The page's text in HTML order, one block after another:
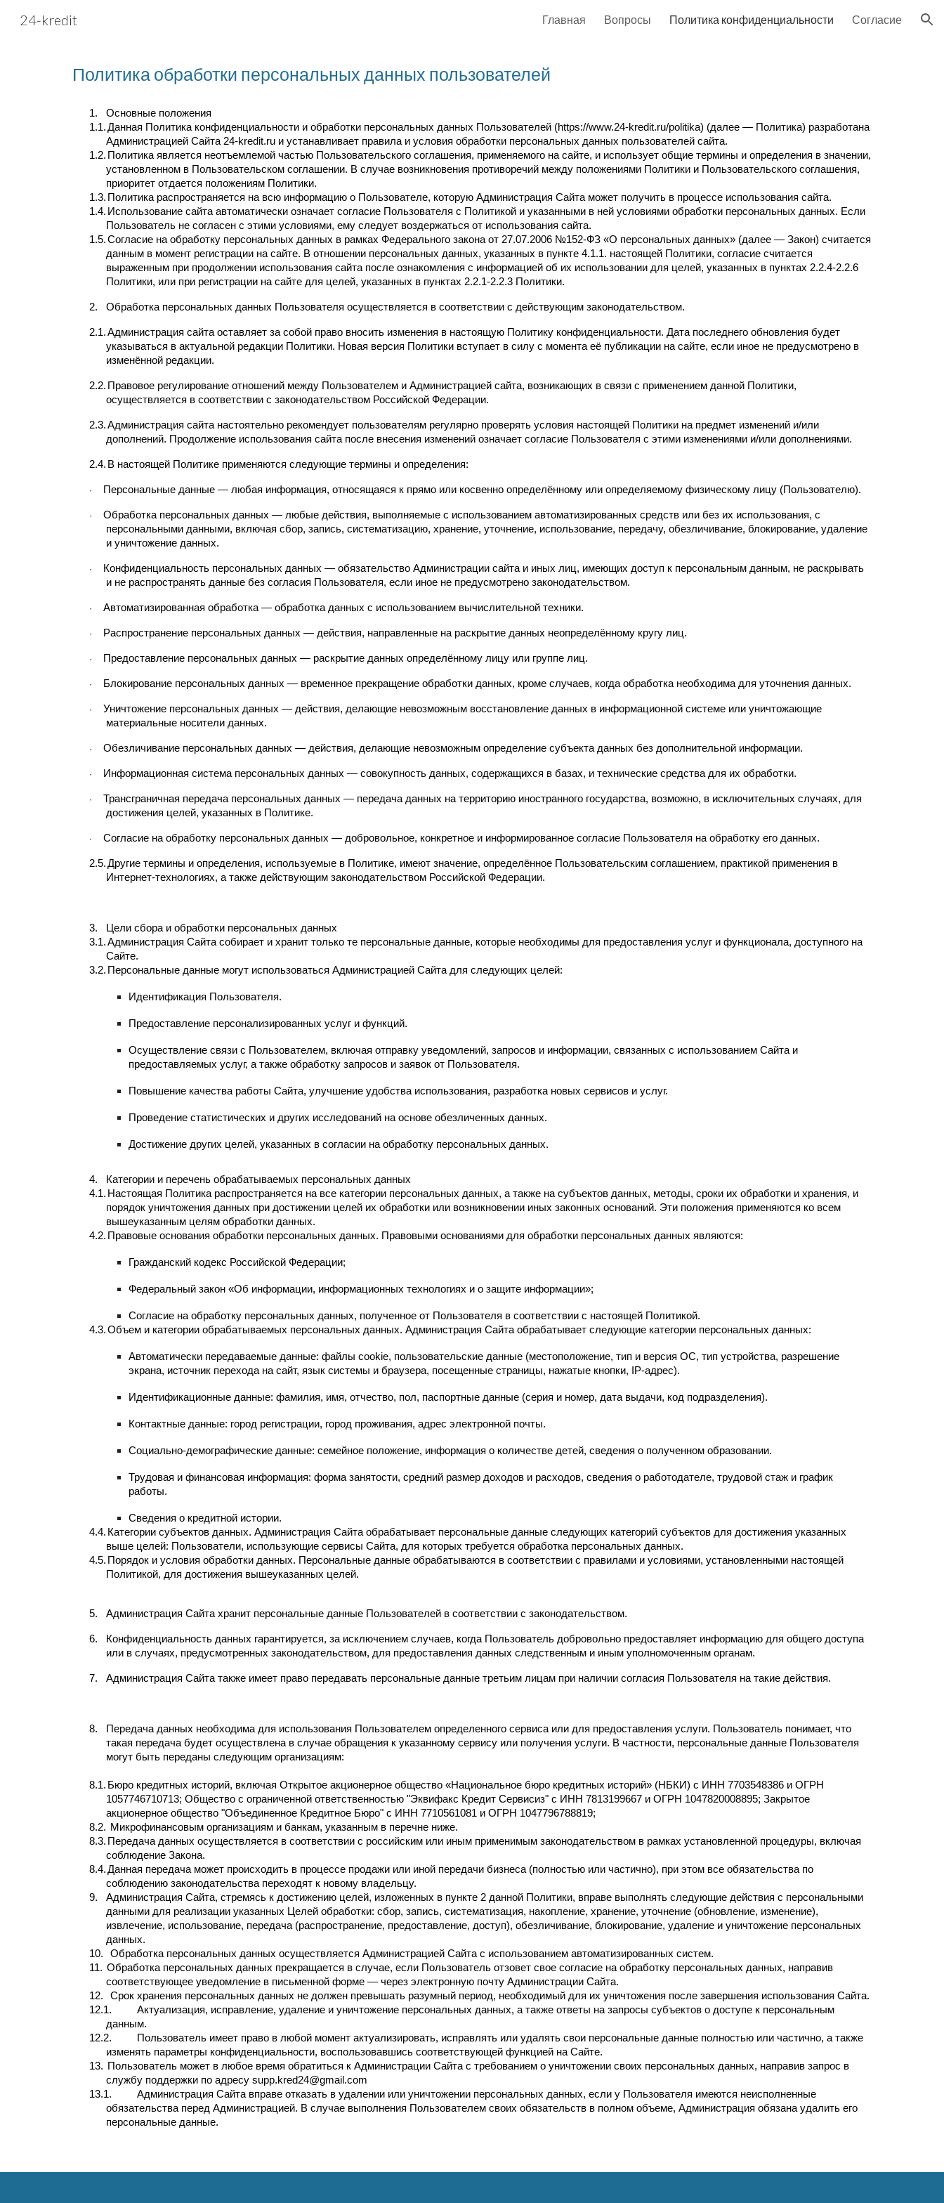
Skip to navigation
24-kredit Главная Вопросы Политика конфиденциальности Согласие
Политика обработки персональных данных пользователей
1.
Основные положения
1.1.Данная Политика конфиденциальности и обработки персональных данных Пользователей (https://www.24-kredit.ru/politika) (далее — Политика) разработана
Администрацией Сайта 24-kredit.ru и устанавливает правила и условия обработки персональных данных пользователей сайта.
1.2. Политика является неотъемлемой частью Пользовательского соглашения, применяемого на сайте, и использует общие термины и определения в значении,
установленном в Пользовательском соглашении. В случае возникновения противоречий между положениями Политики и Пользовательского соглашения,
приоритет отдается положениям Политики.
1.3. Политика распространяется на всю информацию о Пользователе, которую Администрация Сайта может получить в процессе использования сайта.
1.4. Использование сайта автоматически означает согласие Пользователя с Политикой и указанными в ней условиями обработки персональных данных. Если
Пользователь не согласен с этими условиями, ему следует воздержаться от использования сайта.
1.5.Согласие на обработку персональных данных в рамках Федерального закона от 27.07.2006 №152-ФЗ «О персональных данных» (далее — Закон) считается
данным в момент регистрации на сайте. В отношении персональных данных, указанных в пункте 4.1.1. настоящей Политики, согласие считается
выраженным при продолжении использования сайта после ознакомления с информацией об их использовании для целей, указанных в пунктах 2.2.4-2.2.6
Политики, или при регистрации на сайте для целей, указанных в пунктах 2.2.1-2.2.3 Политики.
2. Обработка персональных данных Пользователя осуществляется в соответствии с действующим законодательством.
2.1.Администрация сайта оставляет за собой право вносить изменения в настоящую Политику конфиденциальности. Дата последнего обновления будет
указываться в актуальной редакции Политики. Новая версия Политики вступает в силу с момента её публикации на сайте, если иное не предусмотрено в
изменённой редакции.
2.2. Правовое регулирование отношений между Пользователем и Администрацией сайта, возникающих в связи с применением данной Политики,
осуществляется в соответствии с законодательством Российской Федерации.
2.3.Администрация сайта настоятельно рекомендует пользователям регулярно проверять условия настоящей Политики на предмет изменений и/или
дополнений. Продолжение использования сайта после внесения изменений означает согласие Пользователя с этими изменениями и/или дополнениями.
2.4. В настоящей Политике применяются следующие термины и определения:
· Персональные данные — любая информация, относящаяся к прямо или косвенно определённому или определяемому физическому лицу (Пользователю).
·
Обработка персональных данных — любые действия, выполняемые с использованием автоматизированных средств или без их использования, с
персональными данными, включая сбор, запись, систематизацию, хранение, уточнение, использование, передачу, обезличивание, блокирование, удаление
и уничтожение данных.
·
Конфиденциальность персональных данных — обязательство Администрации сайта и иных лиц, имеющих доступ к персональным данным, не раскрывать
и не распространять данные без согласия Пользователя, если иное не предусмотрено законодательством.
· Автоматизированная обработка — обработка данных с использованием вычислительной техники.
· Распространение персональных данных — действия, направленные на раскрытие данных неопределённому кругу лиц.
· Предоставление персональных данных — раскрытие данных определённому лицу или группе лиц.
· Блокирование персональных данных — временное прекращение обработки данных, кроме случаев, когда обработка необходима для уточнения данных.
·
Уничтожение персональных данных — действия, делающие невозможным восстановление данных в информационной системе или уничтожающие
материальные носители данных.
· Обезличивание персональных данных — действия, делающие невозможным определение субъекта данных без дополнительной информации.
· Информационная система персональных данных — совокупность данных, содержащихся в базах, и технические средства для их обработки.
·
Трансграничная передача персональных данных — передача данных на территорию иностранного государства, возможно, в исключительных случаях, для
достижения целей, указанных в Политике.
· Согласие на обработку персональных данных — добровольное, конкретное и информированное согласие Пользователя на обработку его данных.
2.5.Другие термины и определения, используемые в Политике, имеют значение, определённое Пользовательским соглашением, практикой применения в
Интернет-технологиях, а также действующим законодательством Российской Федерации.
3.
Цели сбора и обработки персональных данных
3.1.Администрация Сайта собирает и хранит только те персональные данные, которые необходимы для предоставления услуг и функционала, доступного на
Сайте.
3.2. Персональные данные могут использоваться Администрацией Сайта для следующих целей:
Идентификация Пользователя.
Предоставление персонализированных услуг и функций.
Осуществление связи с Пользователем, включая отправку уведомлений, запросов и информации, связанных с использованием Сайта и
предоставляемых услуг, а также обработку запросов и заявок от Пользователя.
Повышение качества работы Сайта, улучшение удобства использования, разработка новых сервисов и услуг.
Проведение статистических и других исследований на основе обезличенных данных.
Достижение других целей, указанных в согласии на обработку персональных данных.
4.
Категории и перечень обрабатываемых персональных данных
4.1. Настоящая Политика распространяется на все категории персональных данных, а также на субъектов данных, методы, сроки их обработки и хранения, и
порядок уничтожения данных при достижении целей их обработки или возникновении иных законных оснований. Эти положения применяются ко всем
вышеуказанным целям обработки данных.
4.2. Правовые основания обработки персональных данных. Правовыми основаниями для обработки персональных данных являются:
Гражданский кодекс Российской Федерации;
Федеральный закон «Об информации, информационных технологиях и о защите информации»;
Согласие на обработку персональных данных, полученное от Пользователя в соответствии с настоящей Политикой.
4.3.Объем и категории обрабатываемых персональных данных. Администрация Сайта обрабатывает следующие категории персональных данных:
Автоматически передаваемые данные: файлы cookie, пользовательские данные (местоположение, тип и версия ОС, тип устройства, разрешение
экрана, источник перехода на сайт, язык системы и браузера, посещенные страницы, нажатые кнопки, IP-адрес).
Идентификационные данные: фамилия, имя, отчество, пол, паспортные данные (серия и номер, дата выдачи, код подразделения).
Контактные данные: город регистрации, город проживания, адрес электронной почты.
Социально-демографические данные: семейное положение, информация о количестве детей, сведения о полученном образовании.
Трудовая и финансовая информация: форма занятости, средний размер доходов и расходов, сведения о работодателе, трудовой стаж и график
работы.
Сведения о кредитной истории.
4.4. Категории субъектов данных. Администрация Сайта обрабатывает персональные данные следующих категорий субъектов для достижения указанных
выше целей: Пользователи, использующие сервисы Сайта, для которых требуется обработка персональных данных.
4.5. Порядок и условия обработки данных. Персональные данные обрабатываются в соответствии с правилами и условиями, установленными настоящей
Политикой, для достижения вышеуказанных целей.
5. Администрация Сайта хранит персональные данные Пользователей в соответствии с законодательством.
6.
Конфиденциальность данных гарантируется, за исключением случаев, когда Пользователь добровольно предоставляет информацию для общего доступа
или в случаях, предусмотренных законодательством, для предоставления данных следственным и иным уполномоченным органам.
7. Администрация Сайта также имеет право передавать персональные данные третьим лицам при наличии согласия Пользователя на такие действия.
8.
Передача данных необходима для использования Пользователем определенного сервиса или для предоставления услуги. Пользователь понимает, что
такая передача будет осуществлена в случае обращения к указанному сервису или получения услуги. В частности, персональные данные Пользователя
могут быть переданы следующим организациям:
8.1. Бюро кредитных историй, включая Открытое акционерное общество «Национальное бюро кредитных историй» (НБКИ) с ИНН 7703548386 и ОГРН
1057746710713; Общество с ограниченной ответственностью "Эквифакс Кредит Сервисиз" с ИНН 7813199667 и ОГРН 1047820008895; Закрытое
акционерное общество "Объединенное Кредитное Бюро" с ИНН 7710561081 и ОГРН 1047796788819;
8.2. Микрофинансовым организациям и банкам, указанным в перечне ниже.
8.3. Передача данных осуществляется в соответствии с российским или иным применимым законодательством в рамках установленной процедуры, включая
соблюдение Закона.
8.4.Данная передача может происходить в процессе продажи или иной передачи бизнеса (полностью или частично), при этом все обязательства по
соблюдению законодательства переходят к новому владельцу.
9.
Администрация Сайта, стремясь к достижению целей, изложенных в пункте 2 данной Политики, вправе выполнять следующие действия с персональными
данными для реализации указанных Целей обработки: сбор, запись, систематизация, накопление, хранение, уточнение (обновление, изменение),
извлечение, использование, передача (распространение, предоставление, доступ), обезличивание, блокирование, удаление и уничтожение персональных
данных.
10.
Обработка персональных данных осуществляется Администрацией Сайта с использованием автоматизированных систем.
11. Обработка персональных данных прекращается в случае, если Пользователь отзовет свое согласие на обработку персональных данных, направив
соответствующее уведомление в письменной форме — через электронную почту Администрации Сайта.
12.
Срок хранения персональных данных не должен превышать разумный период, необходимый для их уничтожения после завершения использования Сайта.
12.1.
Актуализация, исправление, удаление и уничтожение персональных данных, а также ответы на запросы субъектов о доступе к персональным
данным.
12.2.
Пользователь имеет право в любой момент актуализировать, исправлять или удалять свои персональные данные полностью или частично, а также
изменять параметры конфиденциальности, воспользовавшись соответствующей функцией на Сайте.
13. Пользователь может в любое время обратиться к Администрации Сайта с требованием о уничтожении своих персональных данных, направив запрос в
службу поддержки по адресу supp.kred24@gmail.com
13.1.
Администрация Сайта вправе отказать в удалении или уничтожении персональных данных, если у Пользователя имеются неисполненные
обязательства перед Администрацией. В случае выполнения Пользователем своих обязательств в полном объеме, Администрация обязана удалить его
персональные данные.